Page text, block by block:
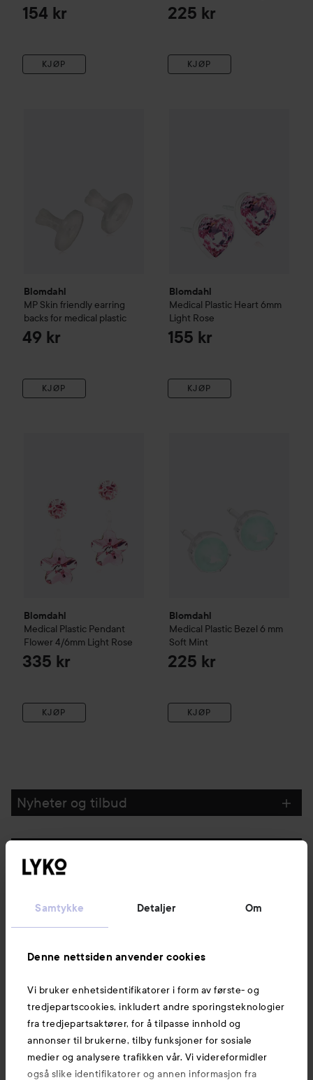
Samtykke Detaljer Om
Denne nettsiden anvender cookies
Vi bruker enhetsidentifikatorer i form av første- og
tredjepartscookies, inkludert andre sporingsteknologier
fra tredjepartsaktører, for å tilpasse innhold og
annonser til brukerne, tilby funksjoner for sosiale
medier og analysere trafikken vår. Vi videreformidler
også slike identifikatorer og annen informasjon fra
154 kr
KJØP
fantasy
225 kr
KJØP
Blomdahl
MP Skin friendly earring
backs for medical plastic
49 kr
KJØP
Blomdahl
Medical Plastic Heart 6mm
Light Rose
155 kr
KJØP
Blomdahl
Medical Plastic Pendant
Flower 4/6mm Light Rose
335 kr
KJØP
Blomdahl
Medical Plastic Bezel 6 mm
Soft Mint
225 kr
KJØP
Nyheter og tilbud
Kundeservice
Informasjon
Også av interesse